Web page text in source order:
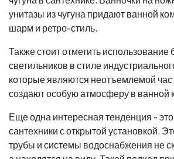
унитазы из чугуна придают ванной
шарм и ретро-стиль.
Также стоит отметить использование
светильников в стиле
которые являются неотъемлемой
создают особую атмосферу в ванной
Еще одна интересная тенденция -
сантехники с открытой установкой.
трубы и системы водоснабжения не